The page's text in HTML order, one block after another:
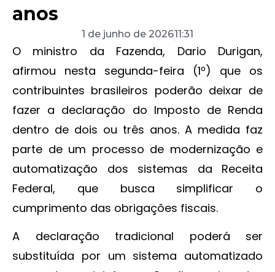
anos
1 de junho de 202611:31
O ministro da Fazenda, Dario Durigan,
afirmou nesta segunda-feira (1º) que os
contribuintes brasileiros poderão deixar de
fazer a declaração do Imposto de Renda
dentro de dois ou três anos. A medida faz
parte de um processo de modernização e
automatização dos sistemas da Receita
Federal, que busca simplificar o
cumprimento das obrigações fiscais.
A declaração tradicional poderá ser
substituída por um sistema automatizado